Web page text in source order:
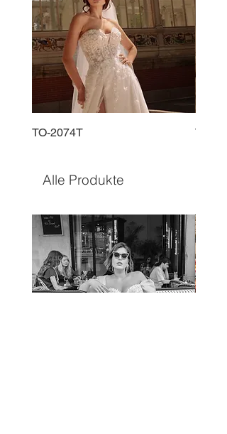
TO-2074T TO-
Alle Produkte